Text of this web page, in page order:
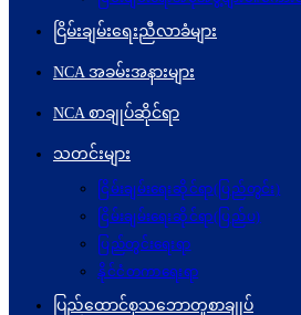
ငြိမ်းချမ်းရေးညီလာခံများ
NCA အခမ်းအနားများ
NCA စာချုပ်ဆိုင်ရာ
သတင်းများ
ငြိမ်းချမ်းရေးဆိုင်ရာ(ပြည်တွင်း)
ငြိမ်းချမ်းရေးဆိုင်ရာ(ပြည်ပ)
ပြည်တွင်းရေးရာ
နိုင်ငံတကာရေးရာ
ပြည်ထောင်စုသဘောတူစာချုပ်